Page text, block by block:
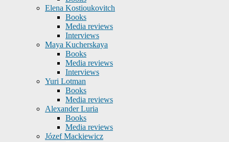
Elena Kostioukovitch
Books
Media reviews
Interviews
Maya Kucherskaya
Books
Media reviews
Interviews
Yuri Lotman
Books
Media reviews
Alexander Luria
Books
Media reviews
Józef Mackiewicz